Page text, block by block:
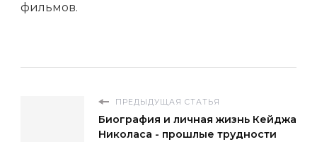
фильмов.
ПРЕДЫДУЩАЯ СТАТЬЯ
Биография и личная жизнь Кейджа
Николаса - прошлые трудности